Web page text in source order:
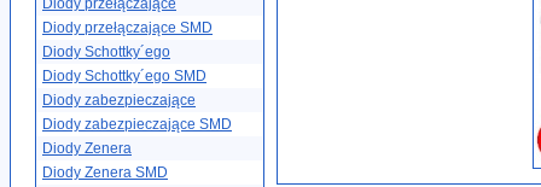
Diody przełączające
Diody przełączające SMD
Diody Schottky´ego
Diody Schottky´ego SMD
Diody zabezpieczające
Diody zabezpieczające SMD
Diody Zenera
Diody Zenera SMD